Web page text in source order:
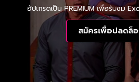
อัปเกรดเป็น PREMIUM เพื่อรับชม
สมัครเพื่อปลดล็